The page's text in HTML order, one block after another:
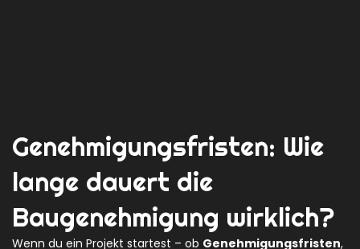
Genehmigungsfristen: Wie
lange dauert die
Baugenehmigung wirklich?
Wenn du ein Projekt startest – ob Genehmigungsfristen,